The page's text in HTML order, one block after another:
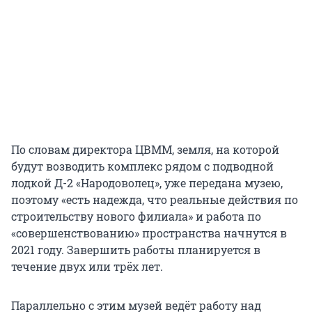
По словам директора ЦВММ, земля, на которой
будут возводить комплекс рядом с подводной
лодкой Д-2 «Народоволец», уже передана музею,
поэтому «есть надежда, что реальные действия по
строительству нового филиала» и работа по
«совершенствованию» пространства начнутся в
2021 году. Завершить работы планируется в
течение двух или трёх лет.
Параллельно с этим музей ведёт работу над